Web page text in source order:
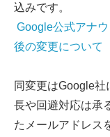
込みです。
Google公式アナ
後の変更について
同変更はGoogle
長や回避対応は承
たメールアドレス